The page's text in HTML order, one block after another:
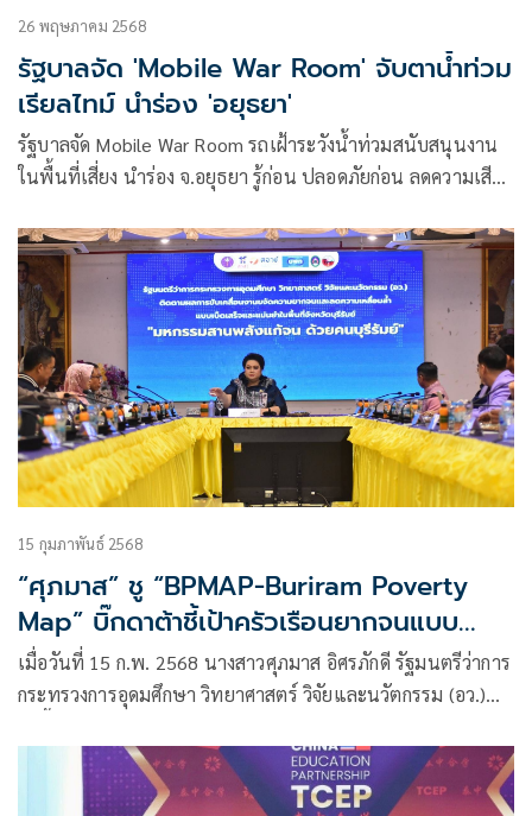
26 พฤษภาคม 2568
รัฐบาลจัด 'Mobile War Room' จับตาน้ำท่วม
เรียลไทม์ นำร่อง 'อยุธยา'
รัฐบาลจัด Mobile War Room รถเฝ้าระวังน้ำท่วมสนับสนุนงาน
ในพื้นที่เสี่ยง นำร่อง จ.อยุธยา รู้ก่อน ปลอดภัยก่อน ลดความเสีย
15 กุมภาพันธ์ 2568
“ศุภมาส” ชู “BPMAP-Buriram Poverty
Map” บิ๊กดาต้าชี้เป้าครัวเรือนยากจนแบบ
แม่นยำ โชว์ความสำเร็จช่วยเหลือคนจนแบบ
มุ่งเป้าทั้งด้านอาชีพ ที่อยู่อาศัย การศึกษา เกิด
เมื่อวันที่ 15 ก.พ. 2568 นางสาวศุภมาส อิศรภักดี รัฐมนตรีว่าการ
กระทรวงการอุดมศึกษา วิทยาศาสตร์ วิจัยและนวัตกรรม (อว.)
แพลตฟอร์มขจัดความยากจนและลดความเหลื่อมล้ำทางสังคม
แบบเบ็ดเสร็จและแม่นยำจังหวัดบุรีรัมย์ ภายใต้